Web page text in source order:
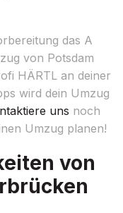
das A
von Potsdam
HÄRTL an deiner
wird dein Umzug
uns noch
Umzug planen!
von